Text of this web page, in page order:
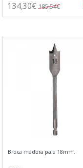
134,30€ 185,54€
Broca madera pala 18mm.